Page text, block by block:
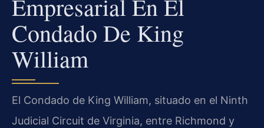
Empresarial En El
Condado De King
William
El Condado de King William, situado en el Ninth
Judicial Circuit de Virginia, entre Richmond y